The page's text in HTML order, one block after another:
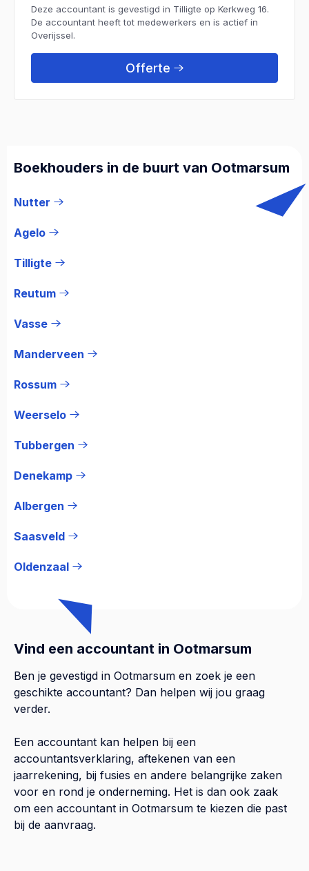
Deze accountant is gevestigd in Tilligte op Kerkweg 16.
De accountant heeft tot medewerkers en is actief in
Overijssel.
Offerte
Boekhouders in de buurt van Ootmarsum
Nutter
Agelo
Tilligte
Reutum
Vasse
Manderveen
Rossum
Weerselo
Tubbergen
Denekamp
Albergen
Saasveld
Oldenzaal
Vind een accountant in Ootmarsum
Ben je gevestigd in Ootmarsum en zoek je een
geschikte accountant? Dan helpen wij jou graag
verder.
Een accountant kan helpen bij een
accountantsverklaring, aftekenen van een
jaarrekening, bij fusies en andere belangrijke zaken
voor en rond je onderneming. Het is dan ook zaak
om een accountant in Ootmarsum te kiezen die past
bij de aanvraag.